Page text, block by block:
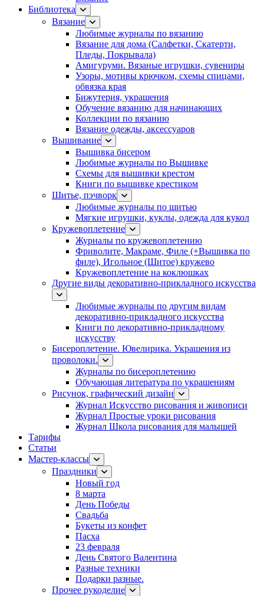
Библиотека
Вязание
Любимые журналы по вязанию
Вязание для дома (Салфетки, Скатерти,
Пледы, Покрывала)
Амигуруми. Вязаные игрушки, сувениры
Узоры, мотивы крючком, схемы спицами,
обвязка края
Бижутерия, украшения
Обучение вязанию для начинающих
Коллекции по вязанию
Вязание одежды, аксессуаров
Вышивание
Вышивка бисером
Любимые журналы по Вышивке
Схемы для вышивки крестом
Книги по вышивке крестиком
Шитье, пэчворк
Любимые журналы по шитью
Мягкие игрушки, куклы, одежда для кукол
Кружевоплетение
Журналы по кружевоплетению
Фриволите, Макраме, Филе (+Вышивка по
филе), Игольное (Шитое) кружево
Кружевоплетение на коклюшках
Другие виды декоративно-прикладного искусства
Любимые журналы по другим видам
декоративно-прикладного искусства
Книги по декоративно-прикладному
искусству
Бисероплетение. Ювелирика. Украшения из
проволоки.
Журналы по бисероплетению
Обучающая литература по украшениям
Рисунок, графический дизайн
Журнал Искусство рисования и живописи
Журнал Простые уроки рисования
Журнал Школа рисования для малышей
Тарифы
Статьи
Мастер-классы
Праздники
Новый год
8 марта
День Победы
Свадьба
Букеты из конфет
Пасха
23 февраля
День Святого Валентина
Разные техники
Подарки разные.
Прочее рукоделие